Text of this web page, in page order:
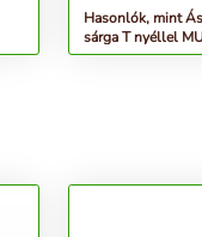
Hasonlók, mint
sárga T nyéllel